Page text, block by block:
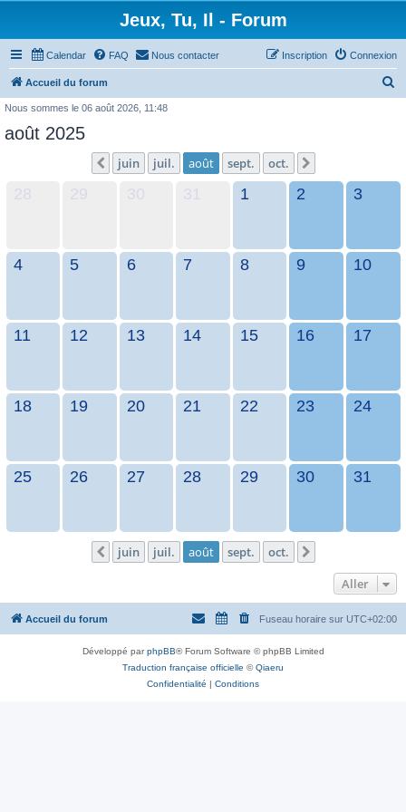
Jeux, Tu, Il - Forum
Calendar FAQ Nous contacter Connexion
Inscription
Accueil du forum
e
Nous sommes le 06 août 2026, 11:48
août 2025
Précédent
juin juil. août sept. oct.
1 2 3
4 5 6 7 8 9 10
11 12 13 14 15 16 17
18 19 20 21 22 23 24
25 26 27 28 29 30 31
Précédent
juin juil. août sept. oct.
Aller
Accueil du forum Fuseau horaire sur UTC+02:00
Développé parphpBB® Forum Software © phpBB Limited
Traduction française officielle ©Qiaeru
Confidentialité | Conditions